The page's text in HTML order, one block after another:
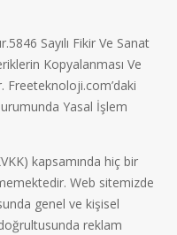
Sayılı Fikir Ve Sanat
Kopyalanması Ve
Freeteknoloji.com’daki
Yasal İşlem
kapsamında hiç bir
Web sitemizde
genel ve kişisel
reklam